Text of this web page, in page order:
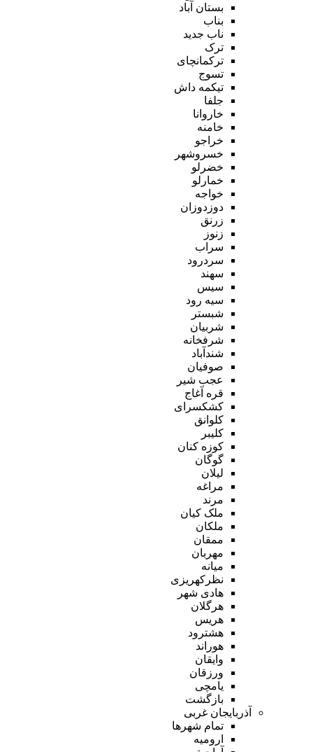
بستان آباد
بناب
ناب جدید
ترک
ترکمانچای
تسوج
تیکمه داش
جلفا
خاروانا
خامنه
خراجو
خسروشهر
خضرلو
خمارلو
خواجه
دوزدوزان
زرنق
زنوز
سراب
سردرود
سهند
سیس
سیه رود
شبستر
شربیان
شرفخانه
شندآباد
صوفیان
عجب شیر
قره آغاج
کشکسرای
کلوانق
کلیبر
کوزه کنان
گوگان
لیلان
مراغه
مرند
ملک کیان
ملکان
ممقان
مهربان
میانه
نظرکهریزی
هادی شهر
هرگلان
هریس
هشترود
هوراند
وایقان
ورزقان
یامچی
بازگشت
آذربایجان غربی
تمام شهر‌ها
ارومیه